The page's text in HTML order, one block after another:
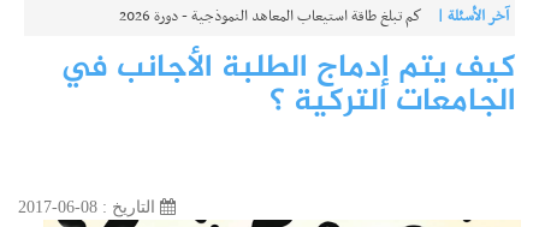
آخر الأسئلة | كم تبلغ طاقة استيعاب المعاهد النموذجية - دورة 2026
كيف يتم إدماج الطلبة الأجانب في
الجامعات التركية ؟
التاريخ : 08-06-2017